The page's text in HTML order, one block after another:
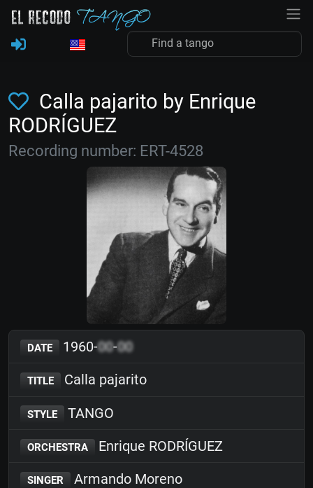
Calla pajarito by Enrique
RODRÍGUEZ
Recording number: ERT-4528
DATE 1960-00-00
TITLE Calla pajarito
STYLE TANGO
ORCHESTRA Enrique RODRÍGUEZ
SINGER Armando Moreno